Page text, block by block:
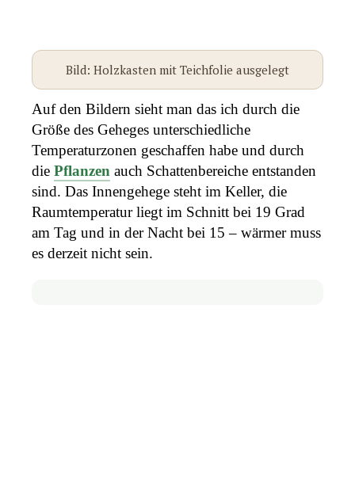
Bild: Holzkasten mit Teichfolie ausgelegt
Auf den Bildern sieht man das ich durch die
Größe des Geheges unterschiedliche
Temperaturzonen geschaffen habe und durch
die Pflanzen auch Schattenbereiche entstanden
sind. Das Innengehege steht im Keller, die
Raumtemperatur liegt im Schnitt bei 19 Grad
am Tag und in der Nacht bei 15 – wärmer muss
es derzeit nicht sein.